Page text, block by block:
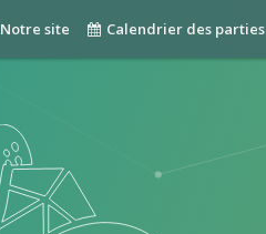
Notre site Calendrier des parties